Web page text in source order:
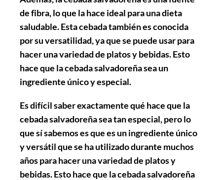
de fibra, lo que la hace ideal para una dieta
saludable. Esta cebada también es conocida
por su versatilidad, ya que se puede usar para
hacer una variedad de platos y bebidas. Esto
hace que la cebada salvadoreña sea un
ingrediente único y especial.
Es difícil saber exactamente qué hace que la
cebada salvadoreña sea tan especial, pero lo
que sí sabemos es que es un ingrediente único
y versátil que se ha utilizado durante muchos
años para hacer una variedad de platos y
bebidas. Esto hace que la cebada salvadoreña